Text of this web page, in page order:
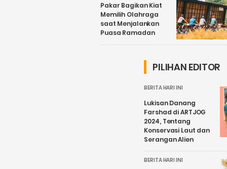
Pakar Bagikan Kiat
Memilih Olahraga
saat Menjalankan
Puasa Ramadan
PILIHAN EDITOR
BERITA HARI INI
Lukisan Danang
Farshad di ARTJOG
2024, Tentang
Konservasi Laut dan
Serangan Alien
BERITA HARI INI